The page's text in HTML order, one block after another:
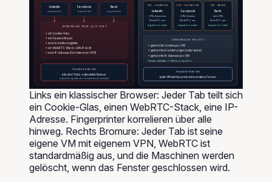
LinkedIn
angemeldet
Facebook
angemeldet
Bank
angemeldet
GEMEINSAM ÜBER ALLE TABS
• ein Cookie-Glas
• ein Passworttresor
• eine Erweiterungsliste
• ein WebRTC-Stack – LAN-IP leckt
• eine IP-Adresse (höchstens ein VPN)
FINGERPRINTER
alle drei Tabs → derselbe Nutzer
seitenübergreifende Identität trivial verknüpft
VM · LINKEDIN
LinkedIn
VPN: Schweden
WebRTC: aus
eigene Cookies
VM · FACEBOOK
Facebook
VPN: Schweiz
WebRTC: aus
eigene Cookies
VM · BANK
Bank
kein VPN
WebRTC: aus
eigene Cookies
GEMEINSAM: NICHTS
• getrennte Cookies pro VM
• getrennte Erweiterungen (oder keine)
• getrennte IP-Adresse pro VM
Fenster schließen → VM wird zerstört
FINGERPRINTER
jede VM sieht aus wie eine andere Person
Links ein klassischer Browser: Jeder Tab teilt sich
ein Cookie-Glas, einen WebRTC-Stack, eine IP-
Adresse. Fingerprinter korrelieren über alle
hinweg. Rechts Bromure: Jeder Tab ist seine
eigene VM mit eigenem VPN, WebRTC ist
standardmäßig aus, und die Maschinen werden
gelöscht, wenn das Fenster geschlossen wird.